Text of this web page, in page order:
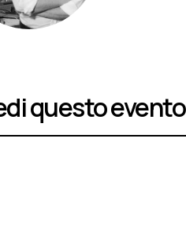
questo evento